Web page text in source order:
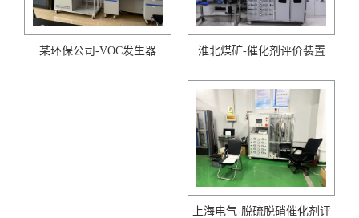
某环保公司-VOC发生器 淮北煤矿-催化剂评价装置
上海电气-脱硫脱硝催化剂评